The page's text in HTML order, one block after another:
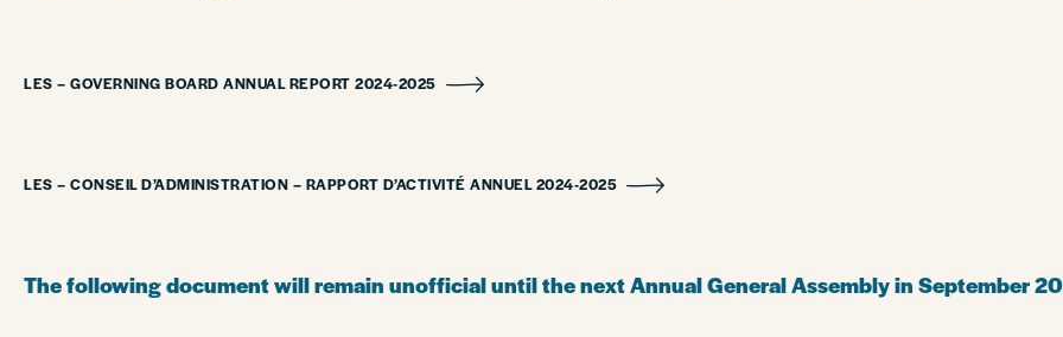
LES – GOVERNING BOARD ANNUAL REPORT 2024-2025
LES – CONSEIL D’ADMINISTRATION – RAPPORT D’ACTIVITÉ ANNUEL 2024-2025
The following document will remain unofficial until the next Annual General Assembly in September